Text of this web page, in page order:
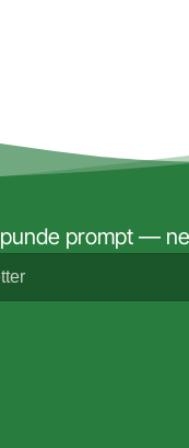
prompt —